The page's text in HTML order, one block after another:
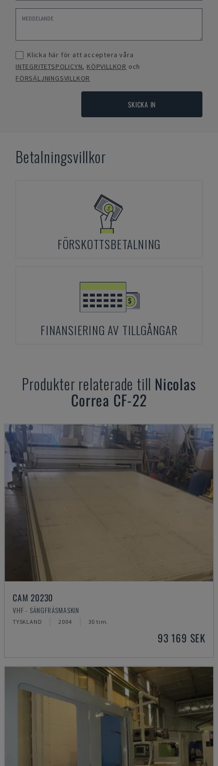
Klicka här för att acceptera våra
INTEGRITETSPOLICYN, KÖPVILLKOR och
FÖRSÄLJNINGSVILLKOR
SKICKA IN
Betalningsvillkor
FÖRSKOTTSBETALNING
FINANSIERING AV TILLGÅNGAR
Produkter relaterade till Nicolas
Correa CF-22
CAM 20230
VHF - SÄNGFRÄSMASKIN
TYSKLAND 2004 30 tim.
93 169 SEK